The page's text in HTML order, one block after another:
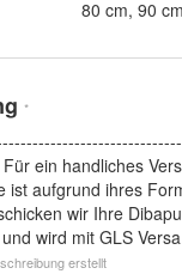
*
ein handliches
ist aufgrund ihres
wir Ihre
wird mit GLS Versa
erstellt